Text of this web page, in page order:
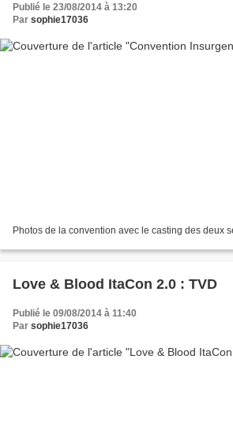
Publié le 23/08/2014 à 13:20
Par sophie17036
Photos de la convention avec le casting des deux
Love & Blood ItaCon 2.0 : TVD
Publié le 09/08/2014 à 11:40
Par sophie17036